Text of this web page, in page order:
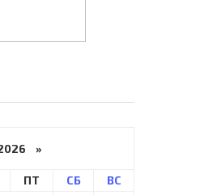
»
ПТ СБ ВС